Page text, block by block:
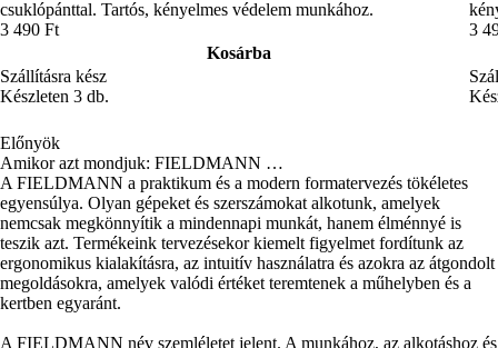
csuklópánttal. Tartós, kényelmes védelem munkához.
3 490 Ft
Kosárba
Szállításra kész
Készleten 3 db.
3
Előnyök
Amikor azt mondjuk: FIELDMANN …
A FIELDMANN a praktikum és a modern formatervezés tökéletes
egyensúlya. Olyan gépeket és szerszámokat alkotunk, amelyek
nemcsak megkönnyítik a mindennapi munkát, hanem élménnyé is
teszik azt. Termékeink tervezésekor kiemelt figyelmet fordítunk az
ergonomikus kialakításra, az intuitív használatra és azokra az átgondolt
megoldásokra, amelyek valódi értéket teremtenek a műhelyben és a
kertben egyaránt.
A FIELDMANN név szemléletet jelent. A munkához, az alkotáshoz és